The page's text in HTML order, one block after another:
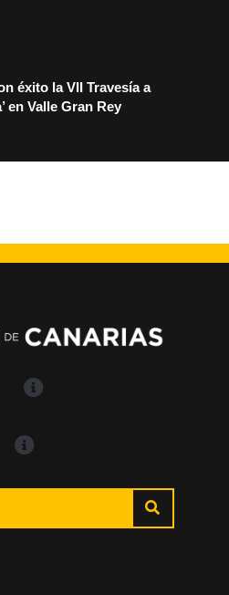
éxito la VII Travesía a
en Valle Gran Rey